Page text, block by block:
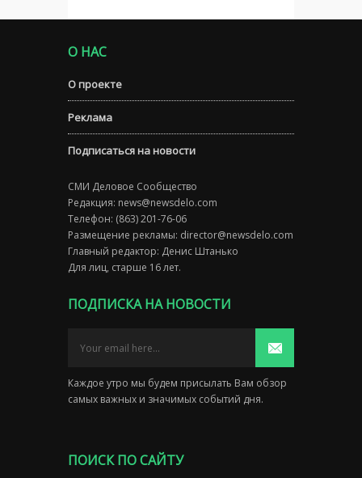
О НАС
О проекте
Реклама
Подписаться на новости
СМИ Деловое Сообщество
Редакция: news@newsdelo.com
Телефон: (863) 201-76-06
Размещение рекламы: director@newsdelo.com
Главный редактор: Денис Штанько
Для лиц, старше 16 лет.
ПОДПИСКА НА НОВОСТИ
Каждое утро мы будем присылать Вам обзор
самых важных и значимых событий дня.
ПОИСК ПО САЙТУ